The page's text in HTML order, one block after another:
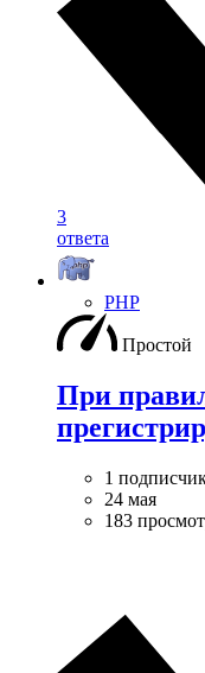
3
ответа
PHP
Простой
При
1
24 мая
183